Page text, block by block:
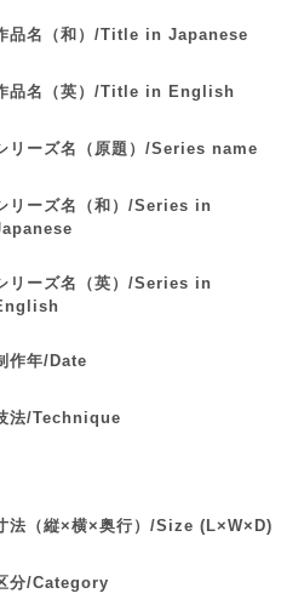
品名（和）/Title in Japanese
品名（英）/Title in English
リーズ名（原題）/Series name
リーズ名（和）/Series in
リーズ名（英）/Series in
作年/Date
法/Technique
法（縦×横×奥行）/Size (L×W×D)
分/Category